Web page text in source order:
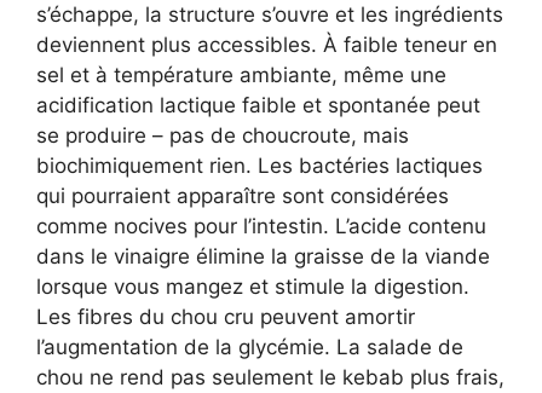
s’échappe, la structure s’ouvre et les ingrédients
deviennent plus accessibles. À faible teneur en
sel et à température ambiante, même une
acidification lactique faible et spontanée peut
se produire – pas de choucroute, mais
biochimiquement rien. Les bactéries lactiques
qui pourraient apparaître sont considérées
comme nocives pour l’intestin. L’acide contenu
dans le vinaigre élimine la graisse de la viande
lorsque vous mangez et stimule la digestion.
Les fibres du chou cru peuvent amortir
l’augmentation de la glycémie. La salade de
chou ne rend pas seulement le kebab plus frais,